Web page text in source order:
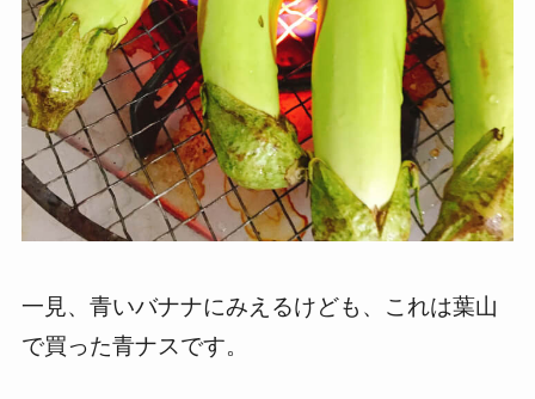
一見、青いバナナにみえるけども、これは葉山
で買った青ナスです。